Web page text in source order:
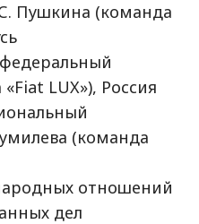
Пушкина (команда
LUX»), Россия
(команда
отношений
дел